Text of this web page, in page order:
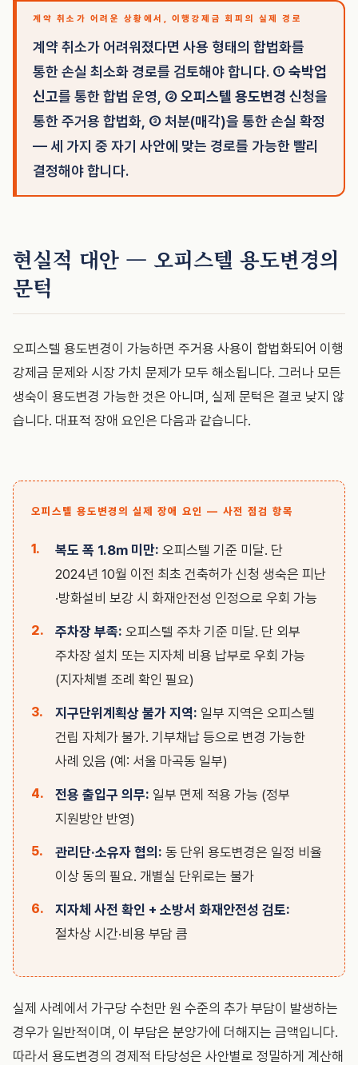
계약 취소가 어려운 상황에서, 이행강제금 회피의 실제 경로
계약 취소가 어려워졌다면 사용 형태의 합법화를
통한 손실 최소화 경로를 검토해야 합니다. ①숙박업
신고를 통한 합법 운영, ②오피스텔 용도변경 신청을
통한 주거용 합법화, ③ 처분(매각)을 통한 손실 확정
— 세 가지 중 자기 사안에 맞는 경로를 가능한 빨리
결정해야 합니다.
현실적 대안 — 오피스텔 용도변경의
문턱
오피스텔 용도변경이 가능하면 주거용 사용이 합법화되어 이행
강제금 문제와 시장 가치 문제가 모두 해소됩니다. 그러나 모든
생숙이 용도변경 가능한 것은 아니며, 실제 문턱은 결코 낮지 않
습니다. 대표적 장애 요인은 다음과 같습니다.
오피스텔 용도변경의 실제 장애 요인 — 사전 점검 항목
복도 폭 1.8m 미만: 오피스텔 기준 미달. 단
2024년 10월 이전 최초 건축허가 신청 생숙은 피난
·방화설비 보강 시 화재안전성 인정으로 우회 가능
주차장 부족: 오피스텔 주차 기준 미달. 단 외부
주차장 설치 또는 지자체 비용 납부로 우회 가능
(지자체별 조례 확인 필요)
지구단위계획상 불가 지역: 일부 지역은 오피스텔
건립 자체가 불가. 기부채납 등으로 변경 가능한
사례 있음 (예: 서울 마곡동 일부)
전용 출입구 의무: 일부 면제 적용 가능 (정부
지원방안 반영)
관리단·소유자 협의: 동 단위 용도변경은 일정 비율
이상 동의 필요. 개별실 단위로는 불가
지자체 사전 확인 + 소방서 화재안전성 검토:
절차상 시간·비용 부담 큼
실제 사례에서 가구당 수천만 원 수준의 추가 부담이 발생하는
경우가 일반적이며, 이 부담은 분양가에 더해지는 금액입니다.
따라서 용도변경의 경제적 타당성은 사안별로 정밀하게 계산해